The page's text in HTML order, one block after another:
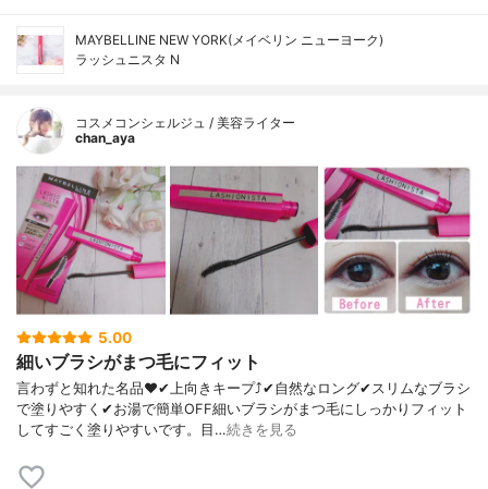
MAYBELLINE NEW YORK(メイベリン ニューヨーク)
ラッシュニスタ N
コスメコンシェルジュ / 美容ライター
chan_aya
5.00
細いブラシがまつ毛にフィット
言わずと知れた名品♥✔上向きキープ⤴✔自然なロング✔スリムなブラシ
で塗りやすく✔お湯で簡単OFF細いブラシがまつ毛にしっかりフィット
してすごく塗りやすいです。目…続きを見る